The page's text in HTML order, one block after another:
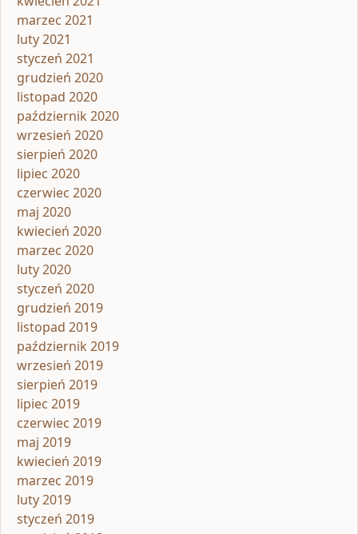
marzec 2021
luty 2021
styczeń 2021
grudzień 2020
listopad 2020
październik 2020
wrzesień 2020
sierpień 2020
lipiec 2020
czerwiec 2020
maj 2020
kwiecień 2020
marzec 2020
luty 2020
styczeń 2020
grudzień 2019
listopad 2019
październik 2019
wrzesień 2019
sierpień 2019
lipiec 2019
czerwiec 2019
maj 2019
kwiecień 2019
marzec 2019
luty 2019
styczeń 2019